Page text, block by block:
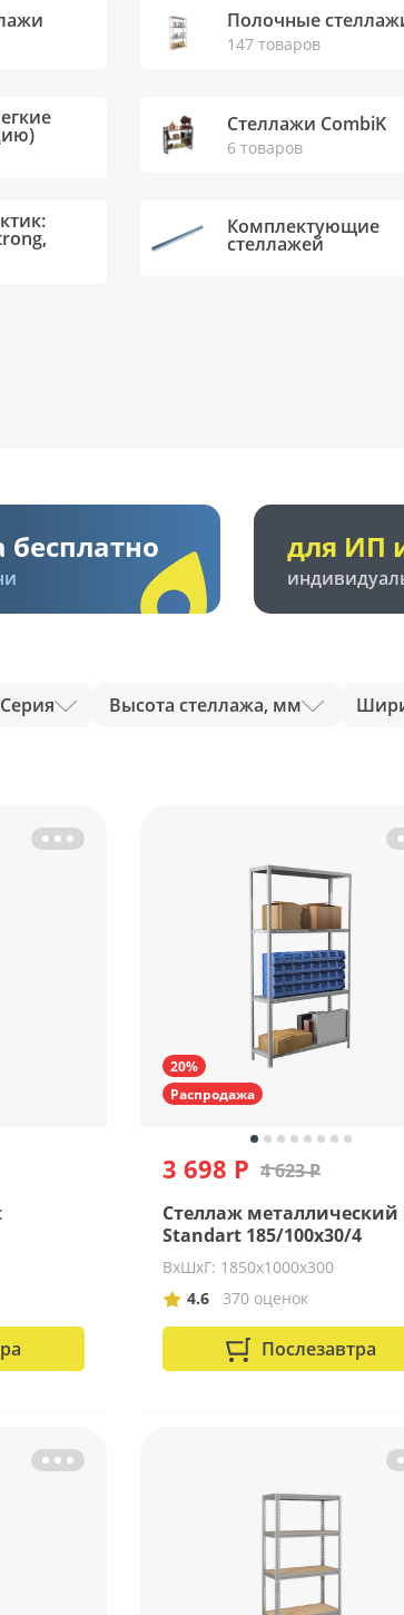
Полочные
147 товаров
Стеллажи CombiK
6 товаров
Комплектующие
стеллажей
бесплатно для ИП
Серия Высота стеллажа, мм
20%
Распродажа
3 698 Р 4 623 Р
Стеллаж металлический
Standart 185/100x30/4
ВхШхГ: 1850х1000х300
4.6
370 оценок
Послезавтра